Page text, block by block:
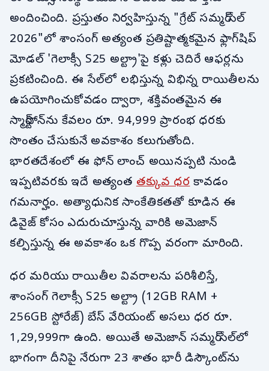
అందించింది. ప్రస్తుతం నిర్వహిస్తున్న "గ్రేట్ సమ్మర్ సేల్
2026"లో శాంసంగ్ అత్యంత ప్రతిష్టాత్మకమైన ఫ్లాగ్‌షిప్
మోడల్ 'గెలాక్సీ S25 అల్ట్రా'పై కళ్లు చెదిరే ఆఫర్లను
ప్రకటించింది. ఈ సేల్‌లో లభిస్తున్న విభిన్న రాయితీలను
ఉపయోగించుకోవడం ద్వారా, శక్తివంతమైన ఈ
స్మార్ట్‌ఫోన్‌ను కేవలం రూ. 94,999 ప్రారంభ ధరకు
సొంతం చేసుకునే అవకాశం కలుగుతోంది.
భారతదేశంలో ఈ ఫోన్ లాంచ్ అయినప్పటి నుండి
ఇప్పటివరకు ఇదే అత్యంతతక్కువ ధరకావడం
గమనార్హం. అత్యాధునిక సాంకేతికతతో కూడిన ఈ
డివైజ్ కోసం ఎదురుచూస్తున్న వారికి అమెజాన్
కల్పిస్తున్న ఈ అవకాశం ఒక గొప్ప వరంగా మారింది.
ధర మరియు రాయితీల వివరాలను పరిశీలిస్తే,
శాంసంగ్ గెలాక్సీ S25 అల్ట్రా (12GB RAM +
256GB స్టోరేజ్) బేస్ వేరియంట్ అసలు ధర రూ.
1,29,999గా ఉంది. అయితే అమెజాన్ సమ్మర్ సేల్‌లో
భాగంగా దీనిపై నేరుగా 23 శాతం భారీ డిస్కౌంట్‌ను